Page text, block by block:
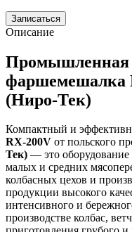
Записаться
Описание
Промышленная
фаршемешалка
(Ниро-Тек)
Компактный и
RX-200V от польского
Тек) — это оборудование
малых и средних
колбасных цехов и
продукции высокого
интенсивного и
производстве колбас,